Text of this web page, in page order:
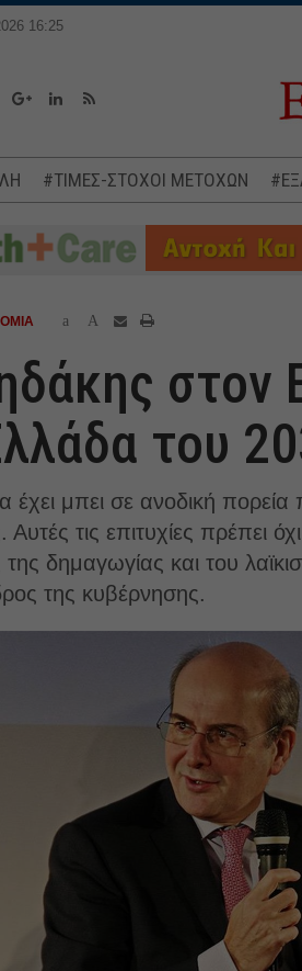
16:25
#ΤΙΜΕΣ-ΣΤΟΧΟΙ ΜΕΤΟΧΩΝ
a A
στον
του
έχει μπει σε ανοδική πορεία
τις επιτυχίες πρέπει
δημαγωγίας και του
της κυβέρνησης.